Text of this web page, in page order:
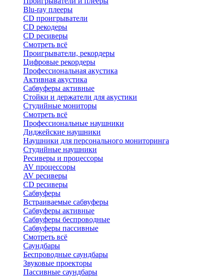
Blu-ray плееры
CD проигрыватели
CD рекодеры
CD ресиверы
Смотреть всё
Проигрыватели, рекордеры
Цифровые рекордеры
Профессиональная акустика
Активная акустика
Сабвуферы активные
Стойки и держатели для акустики
Студийные мониторы
Смотреть всё
Профессиональные наушники
Диджейские наушники
Наушники для персонального мониторинга
Студийные наушники
Ресиверы и процессоры
AV процессоры
AV ресиверы
CD ресиверы
Сабвуферы
Встраиваемые сабвуферы
Сабвуферы активные
Сабвуферы беспроводные
Сабвуферы пассивные
Смотреть всё
Саундбары
Беспроводные саундбары
Звуковые проекторы
Пассивные саундбары